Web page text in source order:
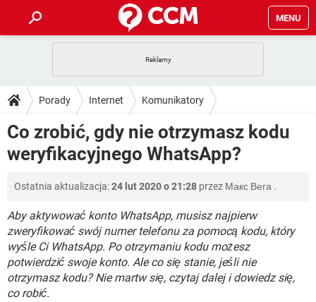
MENU
GRY WHATSAPP
SPOTIFY NETFLIX
INSTAGRAM FACEBOOK
PORADY
PlayStation
GRY WHATSAPP
SPOTIFY
INSTAGRAM FACEBOOK
WINDOWS 10
DO POBRANIA
ANDROID TIKTOK
INSTAGRAM
WINDOWS 10
FORUM
COVID-19 TIKTOK
GRY WHATSAPP
SPOTIFY NETFLIX
INSTAGRAM FACEBOOK
WINDOWS 10
COVID-19
GRY WHATSAPP
SPOTIFY NETFLIX
INSTAGRAM
Porady Internet Komunikatory
Co zrobić, gdy nie otrzymasz kodu
weryfikacyjnego WhatsApp?
Ostatnia aktualizacja:24 lut 2020 o 21:28 przez Макс Вега .
Aby aktywować konto WhatsApp, musisz najpierw
zweryfikować swój numer telefonu za pomocą kodu, który
wyśle Ci WhatsApp. Po otrzymaniu kodu możesz
potwierdzić swoje konto. Ale co się stanie, jeśli nie
otrzymasz kodu? Nie martw się, czytaj dalej i dowiedz się,
co robić.